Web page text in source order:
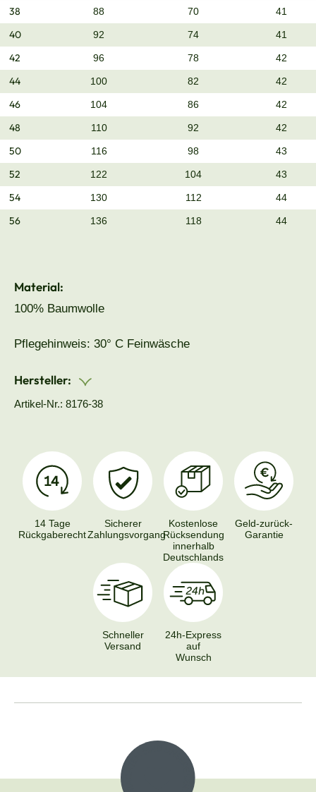
38 88 70 41
40 92 74 41
42 96 78 42
44 100 82 42
46 104 86 42
48 110 92 42
50 116 98 43
52 122 104 43
54 130 112 44
56 136 118 44
Material:
100% Baumwolle
Pflegehinweis: 30° C Feinwäsche
Hersteller:
Artikel-Nr.: 8176-38
14 Tage
Rückgaberecht
Sicherer
Zahlungsvorgang
Kostenlose
Rücksendung
innerhalb
Deutschlands
Geld-zurück-
Garantie
Schneller
Versand
24h-Express
auf
Wunsch